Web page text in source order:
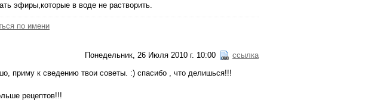
эфиры,которые в воде не растворить.
по имени
Понедельник, 26 Июля 2010 г. 10:00 ссылка
приму к сведению твои советы. :) спасибо , что делишься!!!
рецептов!!!